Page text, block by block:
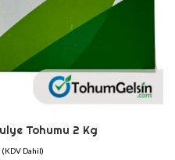
Tohumu 2 Kg
(KDV Dahil)